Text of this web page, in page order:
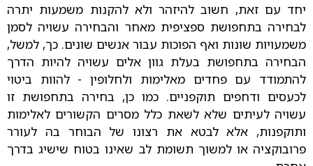
יחד עם זאת, חשוב להיזהר ולא להקנות משמעות יתרה
לבחירה בתחפושת ספציפית מאחר והבחירה עשויה לסמן
משמעויות שונות ואף הפוכות עבור אנשים שונים. כך, למשל,
הבחירה בתחפושת בעלת גוון אלים עשויה להיות הדרך
להתמודד עם פחדים מאלימות ולחלופין - להוות ביטוי
לכעסים ודחפים תוקפניים. כמו כן, בחירה בתחפושת זו
עשויה לעיתים שלא לשאת כלל מסרים הקשורים לאלימות
ותוקפנות, אלא לבטא את רצונו של הבוחר בה לעורר
פרובוקציה או למשוך תשומת לב שאינו בטוח שישיג בדרך